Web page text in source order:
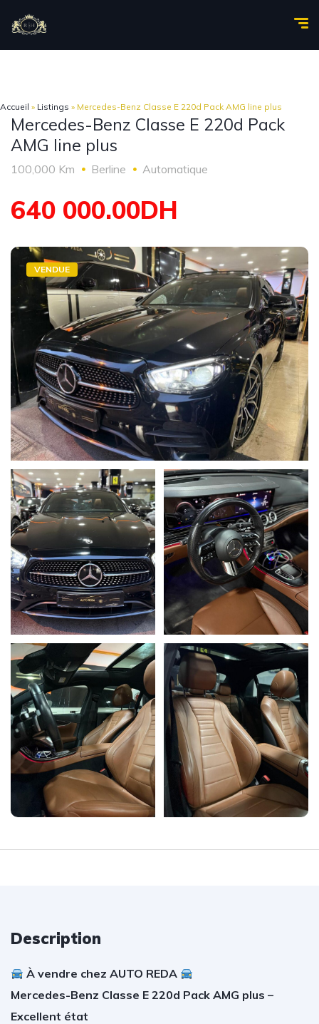
Accueil » Listings » Mercedes-Benz Classe E 220d Pack AMG line plus
Mercedes-Benz Classe E 220d Pack
AMG line plus
100,000 Km Berline Automatique
640 000.00DH
VENDUE
Description
À vendre chez AUTO REDA
Mercedes-Benz Classe E 220d Pack AMG plus –
Excellent état